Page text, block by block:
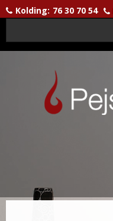
Kolding: 76 30 70 54